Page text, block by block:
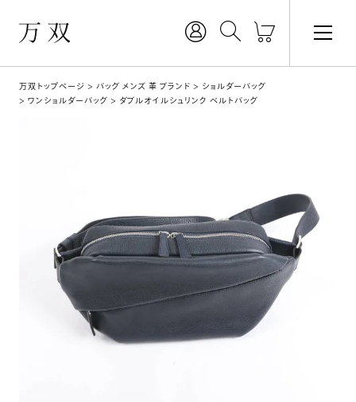
万双トップページ バッグ メンズ 革 ブランド
ショルダーバッグ
ワンショルダーバッグ
ダブルオイルシュリンク ベルトバッグ